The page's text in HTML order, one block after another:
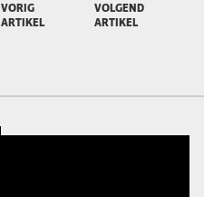
VORIG
ARTIKEL
VOLGEND
ARTIKEL